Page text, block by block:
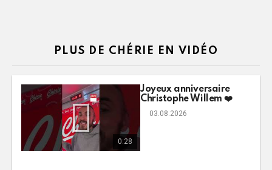
PLUS DE CHÉRIE EN VIDÉO
0:28
Joyeux anniversaire
Christophe Willem ❤️
03.08.2026